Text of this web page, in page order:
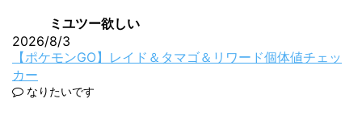
ミユツー欲しい
2026/8/3
【ポケモンGO】レイド＆タマゴ＆リワード個体値チェッ
カー
なりたいです